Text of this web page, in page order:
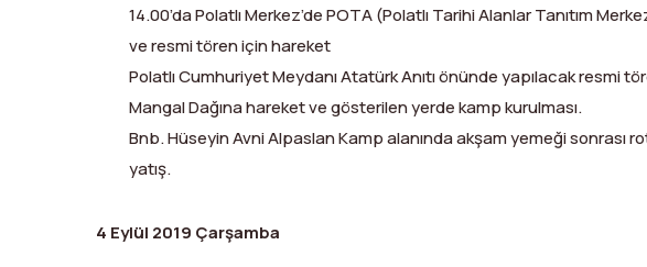
14.00’da Polatlı Merkez’de POTA (Polatlı Tarihi Alanlar Tanıtım
ve resmi tören için hareket
Polatlı Cumhuriyet Meydanı Atatürk Anıtı önünde yapılacak resmi
Mangal Dağına hareket ve gösterilen yerde kamp kurulması.
Bnb. Hüseyin Avni Alpaslan Kamp alanında akşam yemeği sonrası
yatış.
4 Eylül 2019 Çarşamba